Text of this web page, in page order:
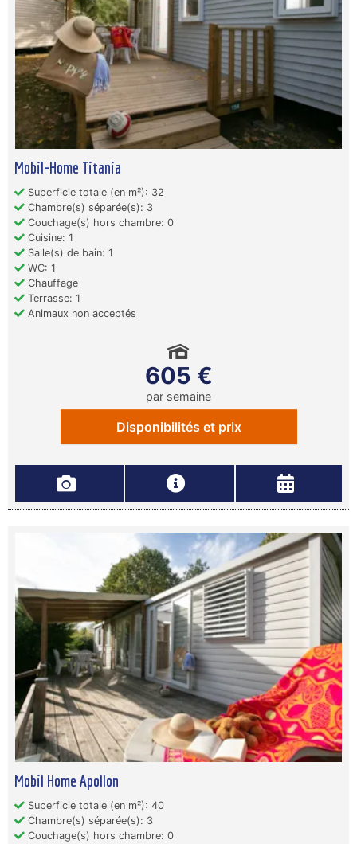
Mobil-Home Titania
Superficie totale (en m²): 32
Chambre(s) séparée(s): 3
Couchage(s) hors chambre: 0
Cuisine: 1
Salle(s) de bain: 1
WC: 1
Chauffage
Terrasse: 1
Animaux non acceptés
605 €
par semaine
Disponibilités et prix
Mobil Home Apollon
Superficie totale (en m²): 40
Chambre(s) séparée(s): 3
Couchage(s) hors chambre: 0